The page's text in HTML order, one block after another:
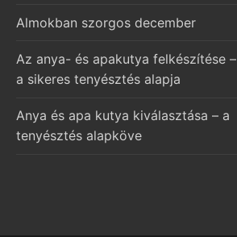
Almokban szorgos december
Az anya- és apakutya felkészítése –
a sikeres tenyésztés alapja
Anya és apa kutya kiválasztása – a
tenyésztés alapköve